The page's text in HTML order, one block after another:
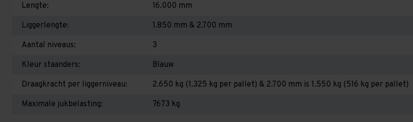
Lengte:
16.000 mm
Liggerlengte:
1.850 mm & 2.700 mm
Aantal niveaus:
3
Kleur staanders:
Blauw
Draagkracht per liggerniveau:
2.650 kg (1.325 kg per pallet) & 2.700 mm is 1.550 kg (516 kg per pallet)
Maximale jukbelasting:
7673 kg